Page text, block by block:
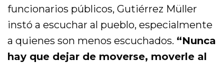
funcionarios públicos, Gutiérrez Müller
instó a escuchar al pueblo, especialmente
a quienes son menos escuchados. “Nunca
hay que dejar de moverse, moverle al